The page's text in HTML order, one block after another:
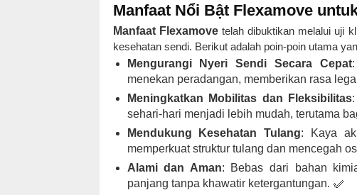
Manfaat Nổi Bật Flexamove
Manfaat Flexamovetelah dibuktikan melalui uji
kesehatan sendi. Berikut adalah poin-poin utama
Mengurangi Nyeri Sendi Secara Cepat
menekan peradangan, memberikan rasa
Meningkatkan Mobilitas dan Fleksibilitas
sehari-hari menjadi lebih mudah, terutama
Mendukung Kesehatan Tulang: Kaya
memperkuat struktur tulang dan mencegah
Alami dan Aman: Bebas dari bahan
panjang tanpa khawatir ketergantungan. ✅